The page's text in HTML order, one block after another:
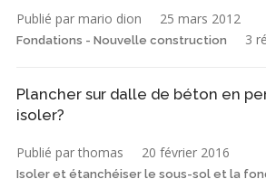
Publié par mario dion 25 mars 2012
Fondations - Nouvelle construction 3
Plancher sur dalle de béton en
isoler?
Publié par thomas 20 février 2016
Isoler et étanchéiser le sous-sol et la